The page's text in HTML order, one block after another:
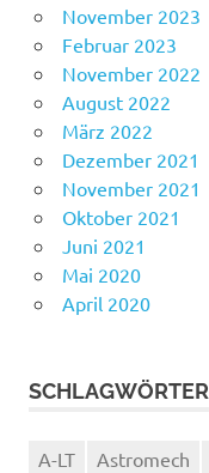
November 2023
Februar 2023
November 2022
August 2022
März 2022
Dezember 2021
November 2021
Oktober 2021
Juni 2021
Mai 2020
April 2020
SCHLAGWÖRTER
A-LT Astromech